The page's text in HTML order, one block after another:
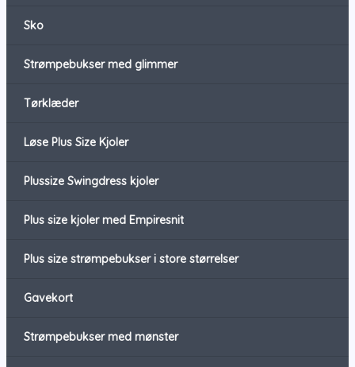
Sko
Strømpebukser med glimmer
Tørklæder
Løse Plus Size Kjoler
Plussize Swingdress kjoler
Plus size kjoler med Empiresnit
Plus size strømpebukser i store størrelser
Gavekort
Strømpebukser med mønster